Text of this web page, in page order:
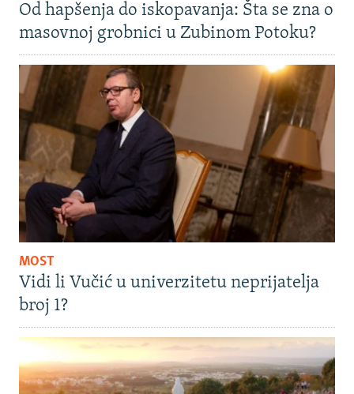
Od hapšenja do iskopavanja: Šta se zna o
masovnoj grobnici u Zubinom Potoku?
MOST
Vidi li Vučić u univerzitetu neprijatelja
broj 1?